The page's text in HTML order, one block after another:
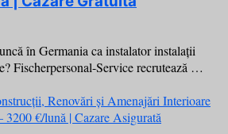
în Germania ca instalator instalații
Fischerpersonal-Service recrutează …